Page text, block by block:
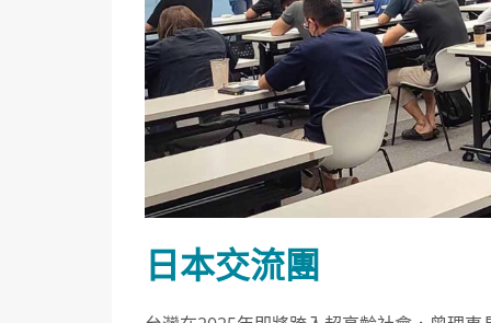
日本交流團